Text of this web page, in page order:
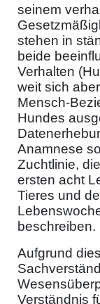
seinem
stehen in
beide
Verhalten
weit sich
Mensch-
Hundes
Anamnese
Zuchtlinie,
ersten acht
Tieres und
beschreiben.
Aufgrund
Verständnis